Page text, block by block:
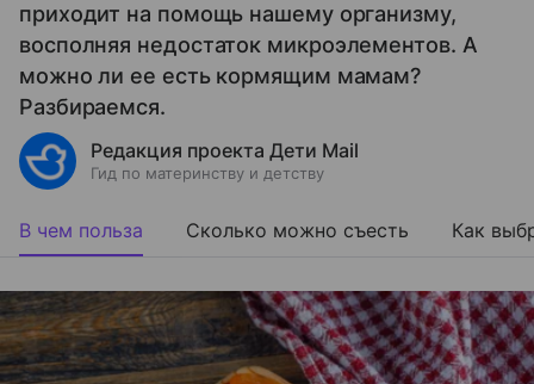
приходит на помощь нашему организму,
восполняя недостаток микроэлементов. А
можно ли ее есть кормящим мамам?
Разбираемся.
Редакция проекта Дети Mail
Гид по материнству и детству
В чем польза Сколько можно съесть Как